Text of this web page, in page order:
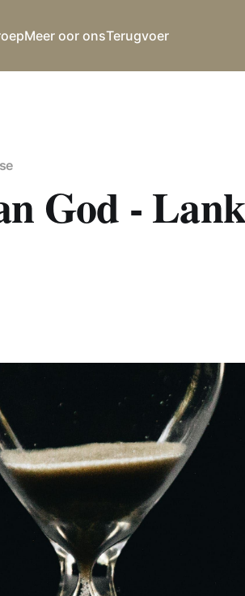
Meer oor onsTerugvoer
God -